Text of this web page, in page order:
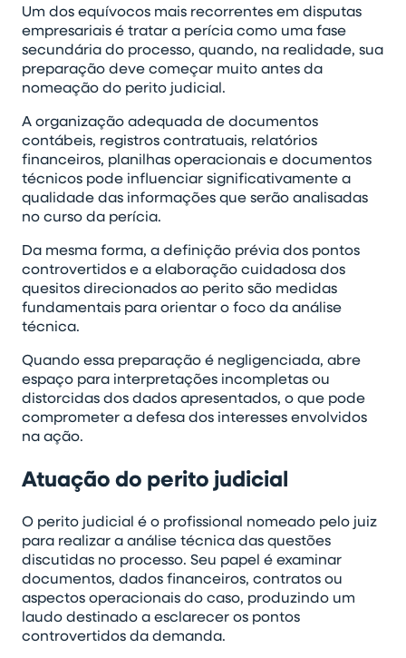
Um dos equívocos mais recorrentes em disputas
empresariais é tratar a perícia como uma fase
secundária do processo, quando, na realidade, sua
preparação deve começar muito antes da
nomeação do perito judicial.
A organização adequada de documentos
contábeis, registros contratuais, relatórios
financeiros, planilhas operacionais e documentos
técnicos pode influenciar significativamente a
qualidade das informações que serão analisadas
no curso da perícia.
Da mesma forma, a definição prévia dos pontos
controvertidos e a elaboração cuidadosa dos
quesitos direcionados ao perito são medidas
fundamentais para orientar o foco da análise
técnica.
Quando essa preparação é negligenciada, abre
espaço para interpretações incompletas ou
distorcidas dos dados apresentados, o que pode
comprometer a defesa dos interesses envolvidos
na ação.
Atuação do perito judicial
O perito judicial é o profissional nomeado pelo juiz
para realizar a análise técnica das questões
discutidas no processo. Seu papel é examinar
documentos, dados financeiros, contratos ou
aspectos operacionais do caso, produzindo um
laudo destinado a esclarecer os pontos
controvertidos da demanda.